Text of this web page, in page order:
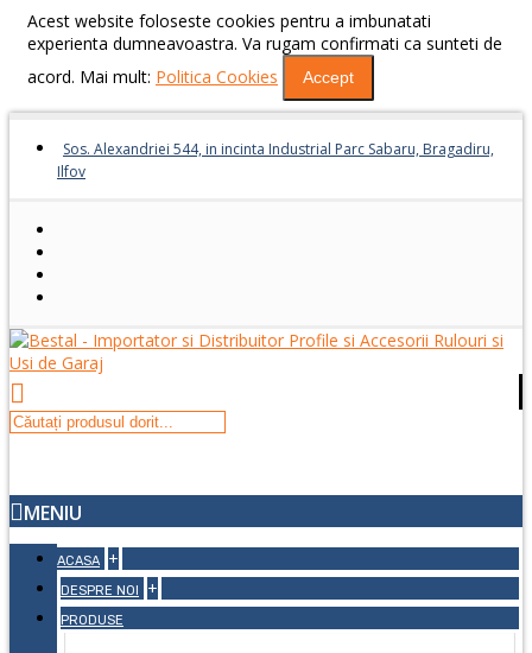
Acest website foloseste cookies pentru a imbunatati
experienta dumneavoastra. Va rugam confirmati ca sunteti de
acord. Mai mult: Politica Cookies Accept
Sos. Alexandriei 544, in incinta Industrial Parc Sabaru, Bragadiru,
Ilfov
MENIU
ACASA +
DESPRE NOI +
PRODUSE